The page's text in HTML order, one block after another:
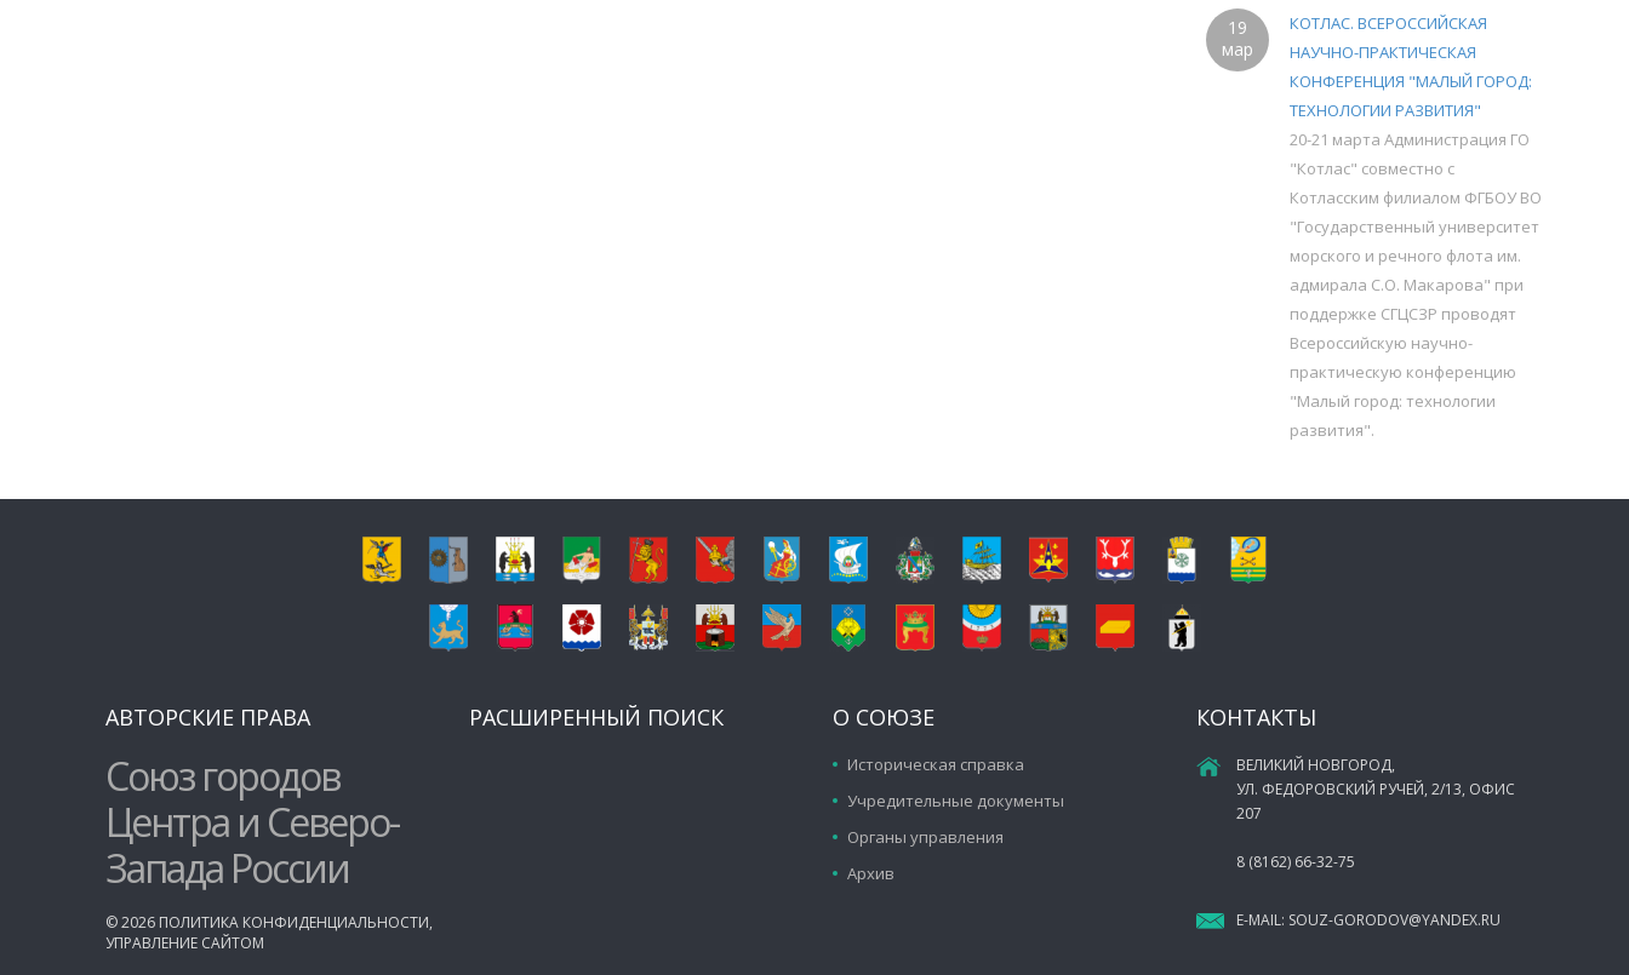
19
мар
КОТЛАС. ВСЕРОССИЙСКАЯ
НАУЧНО-ПРАКТИЧЕСКАЯ
КОНФЕРЕНЦИЯ "МАЛЫЙ ГОРОД:
ТЕХНОЛОГИИ РАЗВИТИЯ"
20-21 марта Администрация ГО
"Котлас" совместно с
Котласским филиалом ФГБОУ ВО
"Государственный университет
морского и речного флота им.
адмирала С.О. Макарова" при
поддержке СГЦСЗР проводят
Всероссийскую научно-
практическую конференцию
"Малый город: технологии
развития".
АВТОРСКИЕ ПРАВА
Союз городов
Центра и Северо-
Запада России
©2026 ПОЛИТИКА КОНФИДЕНЦИАЛЬНОСТИ,
УПРАВЛЕНИЕ САЙТОМ
РАСШИРЕННЫЙ ПОИСК О СОЮЗЕ
Историческая справка
Учредительные документы
Органы управления
Архив
КОНТАКТЫ
ВЕЛИКИЙ НОВГОРОД,
УЛ. ФЕДОРОВСКИЙ РУЧЕЙ, 2/13, ОФИС
207
8 (8162) 66-32-75
E-MAIL: SOUZ-GORODOV@YANDEX.RU